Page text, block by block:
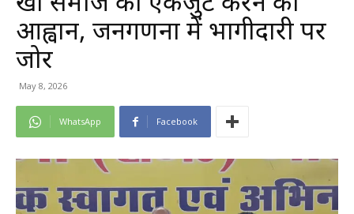
आह्वान, जनगणना में भागीदारी पर
जोर
May 8, 2026
WhatsApp Facebook